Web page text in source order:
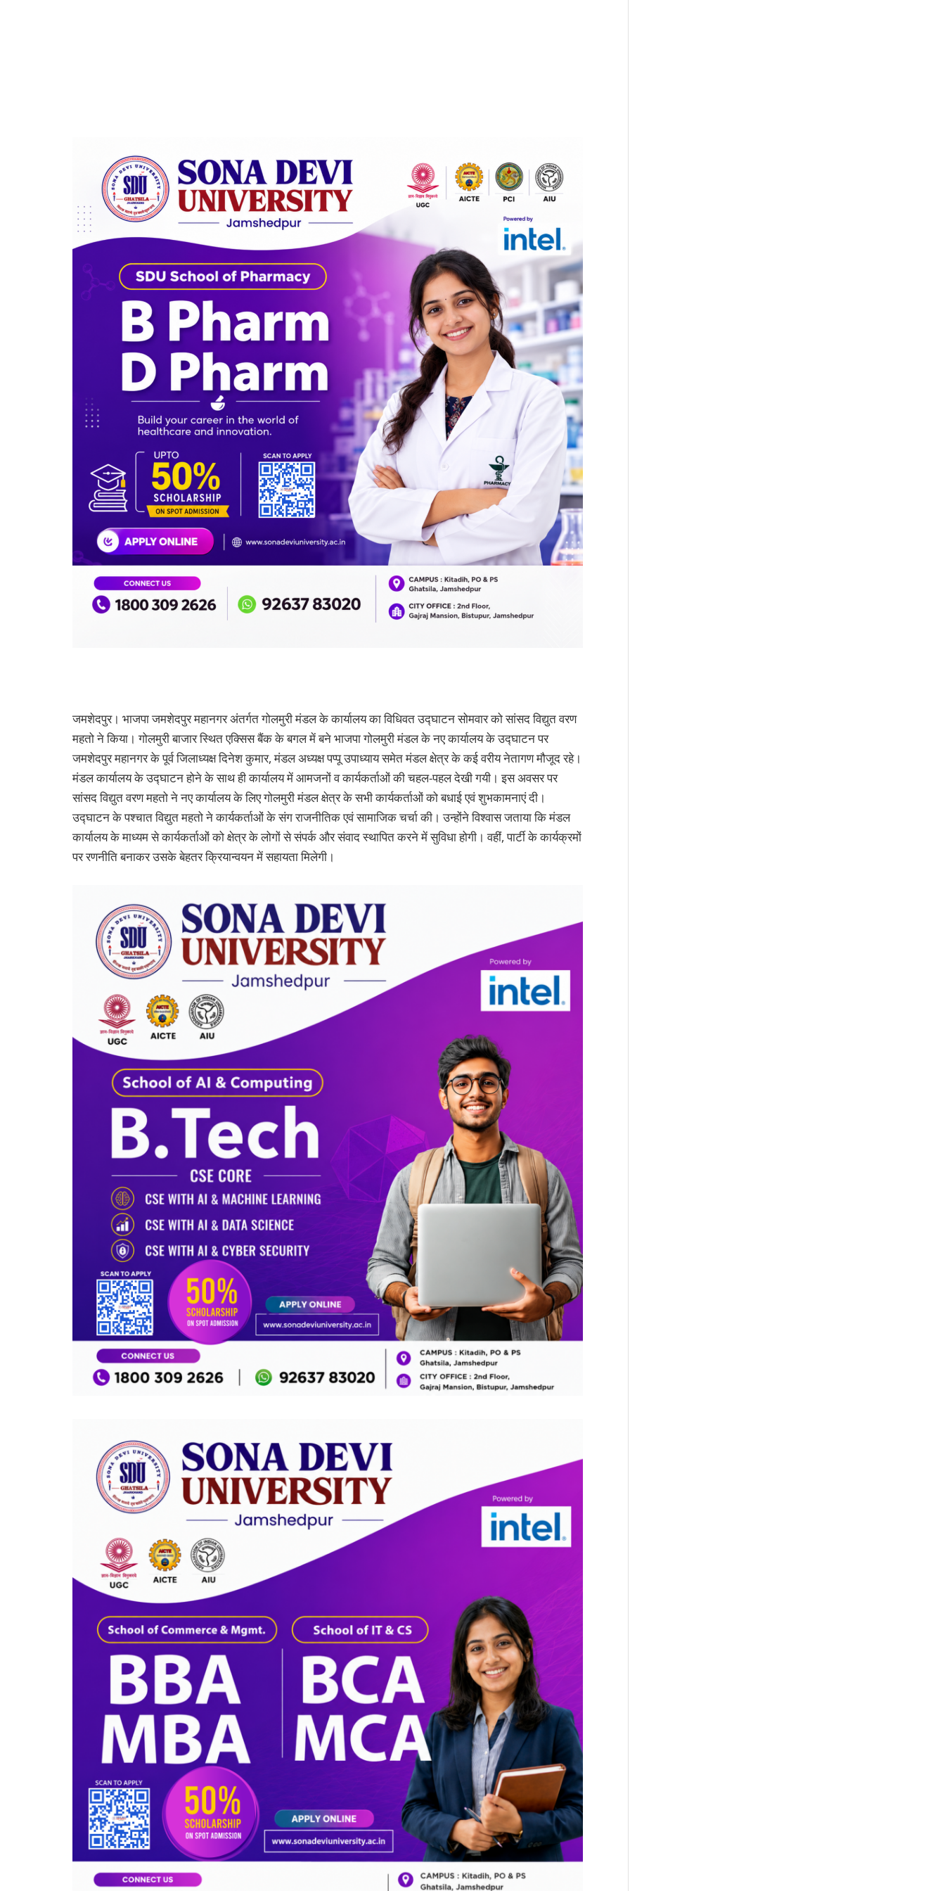
जमशेदपुर। भाजपा जमशेदपुर महानगर अंतर्गत गोलमुरी मंडल के कार्यालय का विधिवत उद्घाटन सोमवार को सांसद विद्युत वरण
महतो ने किया। गोलमुरी बाजार स्थित एक्सिस बैंक के बगल में बने भाजपा गोलमुरी मंडल के नए कार्यालय के उद्घाटन पर
जमशेदपुर महानगर के पूर्व जिलाध्यक्ष दिनेश कुमार, मंडल अध्यक्ष पप्पू उपाध्याय समेत मंडल क्षेत्र के कई वरीय नेतागण मौजूद रहे।
मंडल कार्यालय के उद्घाटन होने के साथ ही कार्यालय में आमजनों व कार्यकर्ताओं की चहल-पहल देखी गयी। इस अवसर पर
सांसद विद्युत वरण महतो ने नए कार्यालय के लिए गोलमुरी मंडल क्षेत्र के सभी कार्यकर्ताओं को बधाई एवं शुभकामनाएं दी।
उद्घाटन के पश्चात विद्युत महतो ने कार्यकर्ताओं के संग राजनीतिक एवं सामाजिक चर्चा की। उन्होंने विश्वास जताया कि मंडल
कार्यालय के माध्यम से कार्यकर्ताओं को क्षेत्र के लोगों से संपर्क और संवाद स्थापित करने में सुविधा होगी। वहीं, पार्टी के कार्यक्रमों
पर रणनीति बनाकर उसके बेहतर क्रियान्वयन में सहायता मिलेगी।